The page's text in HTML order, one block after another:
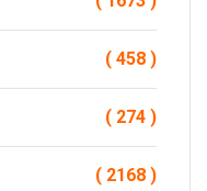
( 458 )
( 274 )
( 2168 )